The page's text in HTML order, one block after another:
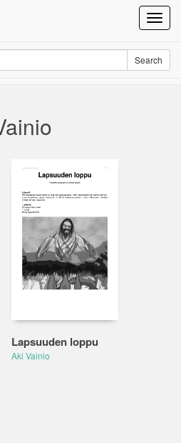
Search
Lapsuuden loppu
Aki Vainio